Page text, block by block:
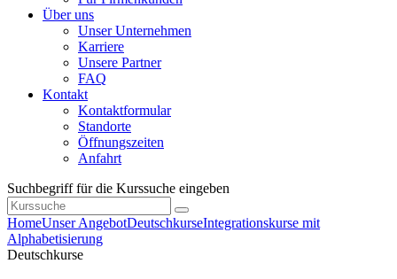
Über uns
Unser Unternehmen
Karriere
Unsere Partner
FAQ
Kontakt
Kontaktformular
Standorte
Öffnungszeiten
Anfahrt
Suchbegriff für die Kurssuche eingeben
HomeUnser AngebotDeutschkurseIntegrationskurse mit
Alphabetisierung
Deutschkurse